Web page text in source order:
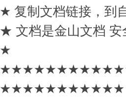
★ 复制文档链接，到
★ 文档是金山文档 安
★
★★★★★★★★★★★